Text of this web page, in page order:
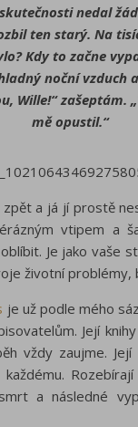
nedal
ten starý. Na
Kdy to začne
noční vzduch
Wille!“ zašeptám.
mě opustil.“
zpět a já jí prostě
vtipem a
Je jako vaše
životní problémy,
je už podle mého
Její
vždy zaujme.
a následné